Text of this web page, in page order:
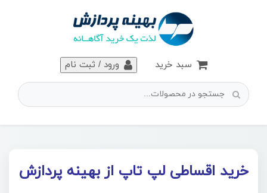
سبد خرید ورود / ثبت نام
خرید اقساطی لپ تاپ از بهینه پردازش